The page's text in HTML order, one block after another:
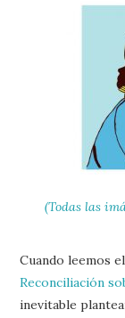
(Todas las
Cuando leemos
Reconciliación
inevitable